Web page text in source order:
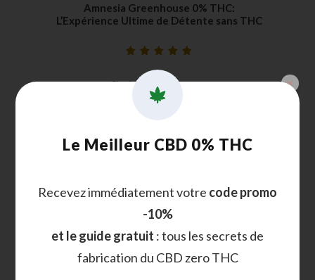
Amnesia Greenhouse 0% THC:
L’Expérience Ultime de Détente sans THC
5 basé sur
notations
Choix des options
Processus d’obtention
production de CBD
Le Meilleur CBD 0% THC
Recevez immédiatement votre code promo
-10%
et le guide gratuit : tous les secrets de
fabrication du CBD zero THC